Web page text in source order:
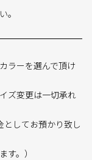
。
ラーを選んで頂け
ズ変更は一切承れ
してお預かり致し
す。）